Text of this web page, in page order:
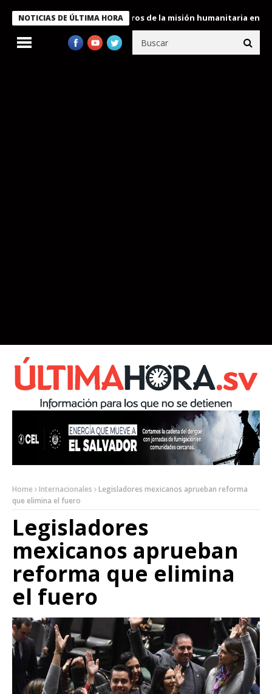
NOTICIAS DE ÚLTIMA HORA
condecora a miembros de la misión humanitaria enviada a
Home Internacionales
Legisladores mexicanos aprueban reforma
que elimina el fuero
Legisladores
mexicanos aprueban
reforma que elimina
el fuero